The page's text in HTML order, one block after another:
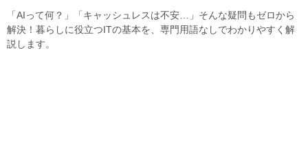
「AIって何？」「キャッシュレスは不安…」そんな疑問もゼロから
解決！暮らしに役立つITの基本を、専門用語なしでわかりやすく解
説します。